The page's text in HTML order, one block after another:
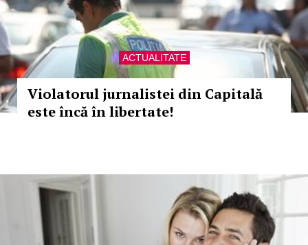
ACTUALITATE
Violatorul jurnalistei din Capitală
este încă în libertate!